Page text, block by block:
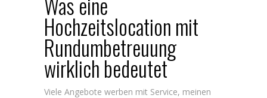
Hochzeitslocation mit
Rundumbetreuung
wirklich bedeutet
Viele Angebote werben mit Service, meinen